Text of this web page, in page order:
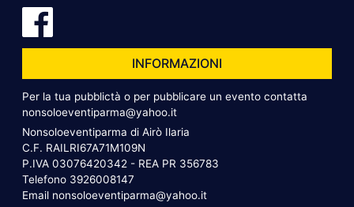
INFORMAZIONI
Per la tua pubblictà o per pubblicare un evento contatta
nonsoloeventiparma@yahoo.it
Nonsoloeventiparma di Airò Ilaria
C.F. RAILRI67A71M109N
P.IVA 03076420342 - REA PR 356783
Telefono 3926008147
Email nonsoloeventiparma@yahoo.it